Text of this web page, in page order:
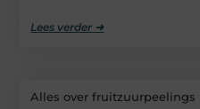
Lees verder ➜
Alles over fruitzuurpeelings